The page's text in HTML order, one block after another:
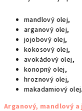
mandlový olej,
arganový olej,
jojobový olej,
kokosový olej,
avokádový olej,
konopný olej,
hroznový olej,
makadamiový olej.
Arganový, mandlový